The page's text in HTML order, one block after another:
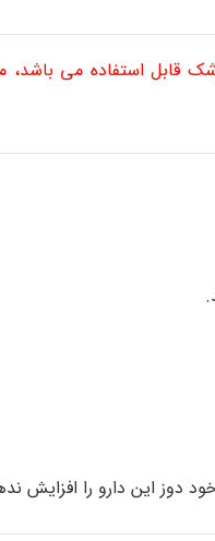
قابل استفاده می
این دارو را افزایش